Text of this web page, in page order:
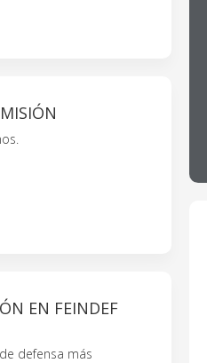
EN FEINDEF
defensa más